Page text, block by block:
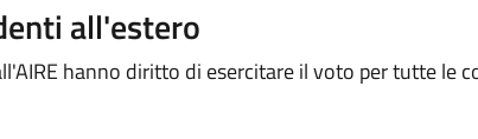
all'estero
hanno diritto di esercitare il voto per tutte le